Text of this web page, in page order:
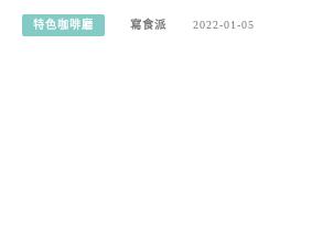
特色咖啡廳 寫食派 2022-01-05